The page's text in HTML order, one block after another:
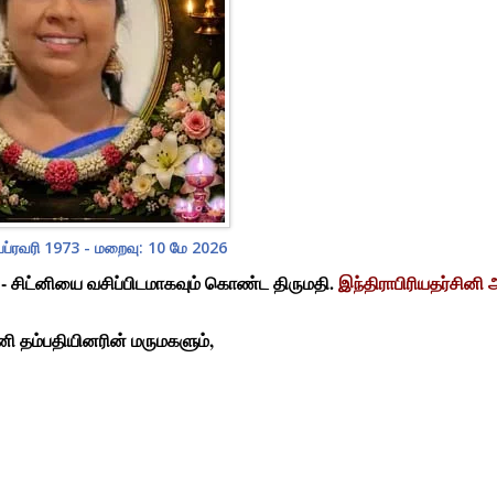
1973 - மறைவு: 10 மே 2026
சிட்னியை வசிப்பிடமாகவும் கொண்ட திருமதி.
தம்பதியினரின் மருமகளும்,